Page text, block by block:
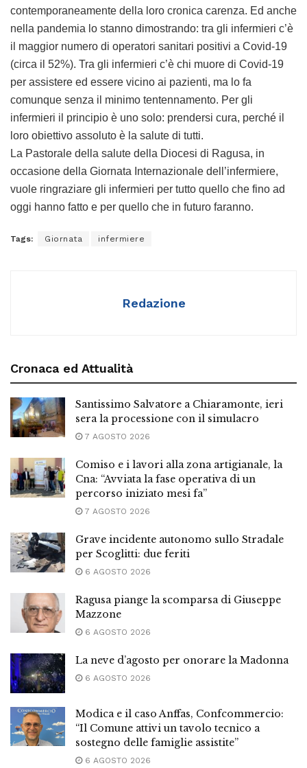
contemporaneamente della loro cronica carenza. Ed anche
nella pandemia lo stanno dimostrando: tra gli infermieri c’è
il maggior numero di operatori sanitari positivi a Covid-19
(circa il 52%). Tra gli infermieri c’è chi muore di Covid-19
per assistere ed essere vicino ai pazienti, ma lo fa
comunque senza il minimo tentennamento. Per gli
infermieri il principio è uno solo: prendersi cura, perché il
loro obiettivo assoluto è la salute di tutti.
La Pastorale della salute della Diocesi di Ragusa, in
occasione della Giornata Internazionale dell’infermiere,
vuole ringraziare gli infermieri per tutto quello che fino ad
oggi hanno fatto e per quello che in futuro faranno.
Tags: Giornata infermiere
Redazione
Cronaca ed Attualità
Santissimo Salvatore a Chiaramonte, ieri
sera la processione con il simulacro
7 AGOSTO 2026
Comiso e i lavori alla zona artigianale, la
Cna: “Avviata la fase operativa di un
percorso iniziato mesi fa”
7 AGOSTO 2026
Grave incidente autonomo sullo Stradale
per Scoglitti: due feriti
6 AGOSTO 2026
Ragusa piange la scomparsa di Giuseppe
Mazzone
6 AGOSTO 2026
La neve d’agosto per onorare la Madonna
6 AGOSTO 2026
Modica e il caso Anffas, Confcommercio:
“Il Comune attivi un tavolo tecnico a
sostegno delle famiglie assistite”
6 AGOSTO 2026